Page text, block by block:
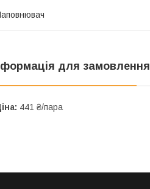
для замовлення
441 ₴/пара